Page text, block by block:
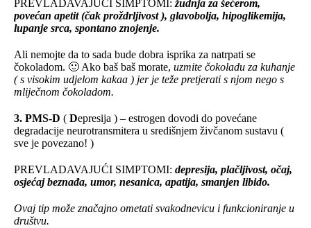
PREVLADAVAJUĆI SIMPTOMI: žudnja za šećerom,
povećan apetit (čak proždrljivost ), glavobolja, hipoglikemija,
lupanje srca, spontano znojenje.
Ali nemojte da to sada bude dobra isprika za natrpati se
čokoladom. 🙂 Ako baš baš morate, uzmite čokoladu za kuhanje
( s visokim udjelom kakaa ) jer je teže pretjerati s njom nego s
mliječnom čokoladom.
3. PMS-D ( Depresija ) – estrogen dovodi do povećane
degradacije neurotransmitera u središnjem živčanom sustavu (
sve je povezano! )
PREVLADAVAJUĆI SIMPTOMI: depresija, plačljivost, očaj,
osjećaj beznađa, umor, nesanica, apatija, smanjen libido.
Ovaj tip može značajno ometati svakodnevicu i funkcioniranje u
društvu.